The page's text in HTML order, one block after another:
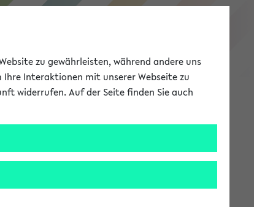
eKVV
zu gewährleisten, während andere uns
Ihre Interaktionen mit unserer Webseite zu
widerrufen. Auf der Seite finden Sie auch